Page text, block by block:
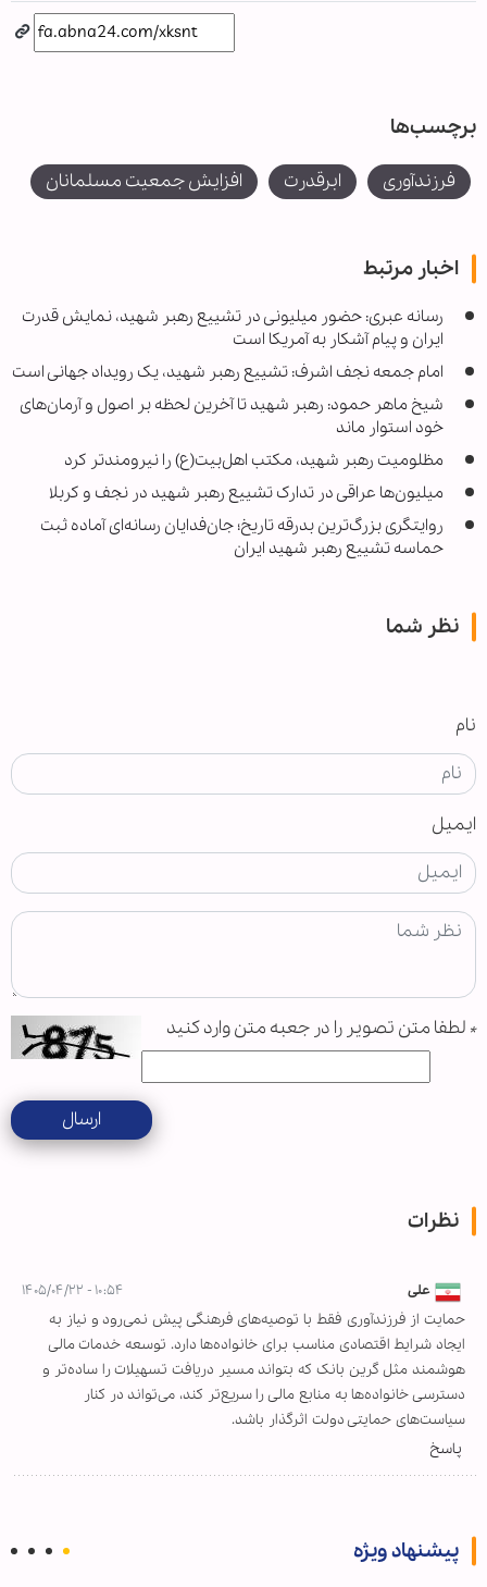
برچسب‌ها
فرزندآوری ابرقدرت افزایش جمعیت مسلمانان
اخبار مرتبط
رسانه عبری: حضور میلیونی در تشییع رهبر شهید، نمایش قدرت
ایران و پیام آشکار به آمریکا است
امام جمعه نجف اشرف: تشییع رهبر شهید، یک رویداد جهانی است
شیخ ماهر حمود: رهبر شهید تا آخرین لحظه بر اصول و آرمان‌های
خود استوار ماند
مظلومیت رهبر شهید، مکتب اهل‌بیت(ع) را نیرومندتر کرد
میلیون‌ها عراقی در تدارک تشییع رهبر شهید در نجف و کربلا
روایتگری بزرگ‌ترین بدرقه تاریخ؛ جان‌فدایان رسانه‌ای آماده ثبت
حماسه تشییع رهبر شهید ایران
نظر شما
نام
ایمیل
* لطفا متن تصویر را در جعبه متن وارد کنید
ارسال
نظرات
علی ۱۰:۵۴ - ۱۴۰۵/۰۴/۲۲
حمایت از فرزندآوری فقط با توصیه‌های فرهنگی پیش نمی‌رود و نیاز به
ایجاد شرایط اقتصادی مناسب برای خانواده‌ها دارد. توسعه خدمات مالی
هوشمند مثل گرین بانک که بتواند مسیر دریافت تسهیلات را ساده‌تر و
دسترسی خانواده‌ها به منابع مالی را سریع‌تر کند، می‌تواند در کنار
سیاست‌های حمایتی دولت اثرگذار باشد.
پاسخ
پیشنهاد ویژه